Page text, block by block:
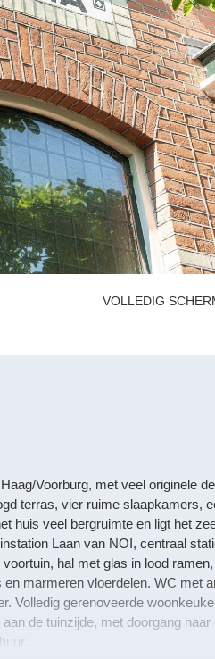
VOLLEDIG
Voorburg, met veel originele
terras, vier ruime slaapkamers,
huis veel bergruimte en ligt het
Laan van NOI, centraal
hal met glas in lood
marmeren vloerdelen. WC met
Volledig gerenoveerde
de tuinzijde, met doorgang naar